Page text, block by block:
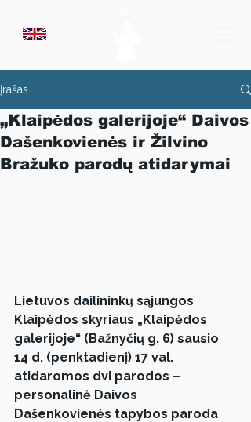
Įrašas
„Klaipėdos galerijoje“ Daivos
Dašenkovienės ir Žilvino
Bražuko parodų atidarymai
Lietuvos dailininkų sąjungos
Klaipėdos skyriaus „Klaipėdos
galerijoje“ (Bažnyčių g. 6) sausio
14 d. (penktadienį) 17 val.
atidaromos dvi parodos –
personalinė Daivos
Dašenkovienės tapybos paroda